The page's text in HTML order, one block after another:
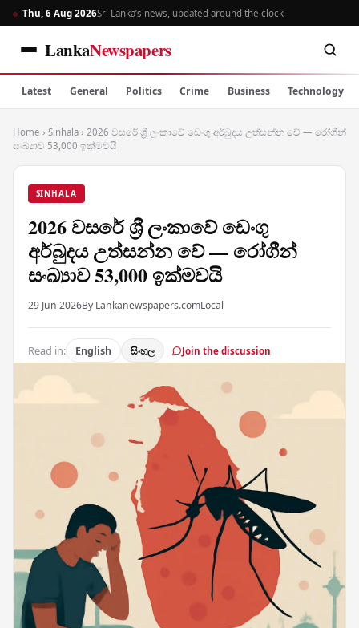
Thu, 6 Aug 2026Sri Lanka’s news, updated around the clock
LankaNewspapers
Latest General Politics Crime Business Technology
Home › Sinhala › 2026 වසරේ ශ්‍රී ලංකාවේ ඩෙංගු අර්බුදය උත්සන්න වේ — රෝගීන්
සංඛ්‍යාව 53,000 ඉක්මවයි
SINHALA
2026 වසරේ ශ්‍රී ලංකාවේ ඩෙංගු
අර්බුදය උත්සන්න වේ — රෝගීන්
සංඛ්‍යාව 53,000 ඉක්මවයි
29 Jun 2026By Lankanewspapers.comLocal
Read in: English සිංහල Join the discussion